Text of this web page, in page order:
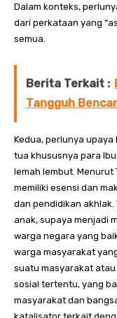
Dalam konteks,
dari perkataan yang
semua.
Berita Terkait :
Tangguh
Kedua, perlunya
tua khususnya para
lemah lembut. Menurut
memiliki esensi dan
dan pendidikan
anak, supaya menjadi
warga negara yang
warga masyarakat
suatu masyarakat
sosial tertentu, yang
masyarakat dan